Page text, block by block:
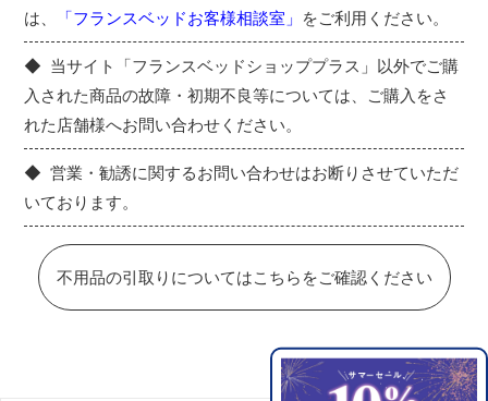
は、
「フランスベッドお客様相談室」 をご利用ください。
当サイト「フランスベッドショッププラス」以外でご購
入された商品の故障・初期不良等については、ご購入をさ
れた店舗様へお問い合わせください。
営業・勧誘に関するお問い合わせはお断りさせていただ
いております。
不用品の引取りについてはこちらをご確認ください